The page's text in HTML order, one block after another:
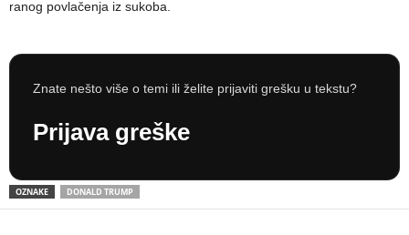
ranog povlačenja iz sukoba.
Znate nešto više o temi ili želite prijaviti grešku u tekstu?
Prijava greške
OZNAKE DONALD TRUMP